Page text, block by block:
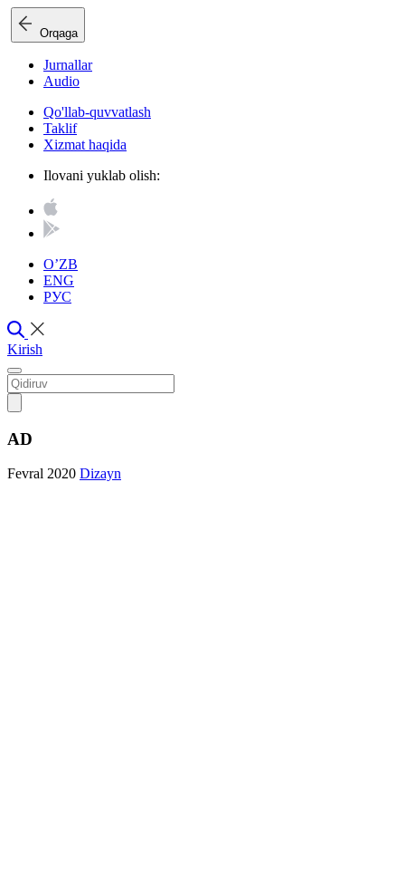
Orqaga
Jurnallar
Audio
Qo'llab-quvvatlash
Taklif
Xizmat haqida
Ilovani yuklab olish:
O’ZB
ENG
РУС
Kirish
AD
Fevral 2020 Dizayn